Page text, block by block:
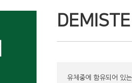
유체중에 함유되어 있